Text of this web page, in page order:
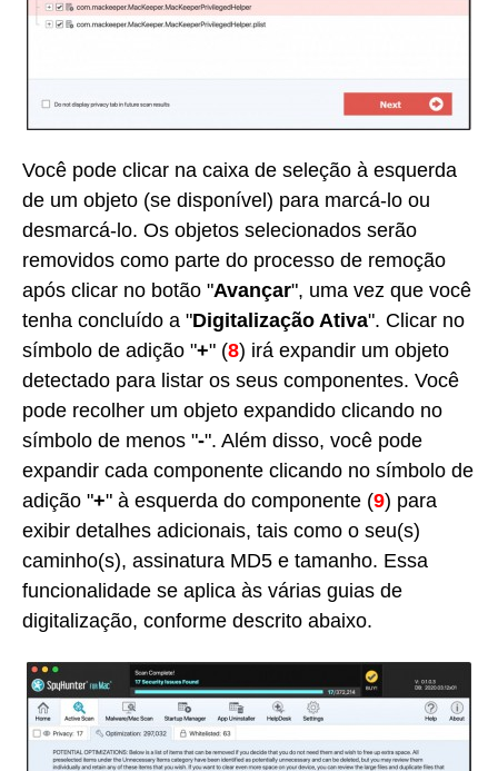
Você pode clicar na caixa de seleção à esquerda
de um objeto (se disponível) para marcá-lo ou
desmarcá-lo. Os objetos selecionados serão
removidos como parte do processo de remoção
após clicar no botão "Avançar", uma vez que você
tenha concluído a "Digitalização Ativa". Clicar no
símbolo de adição "+" (8) irá expandir um objeto
detectado para listar os seus componentes. Você
pode recolher um objeto expandido clicando no
símbolo de menos "-". Além disso, você pode
expandir cada componente clicando no símbolo de
adição "+" à esquerda do componente (9) para
exibir detalhes adicionais, tais como o seu(s)
caminho(s), assinatura MD5 e tamanho. Essa
funcionalidade se aplica às várias guias de
digitalização, conforme descrito abaixo.